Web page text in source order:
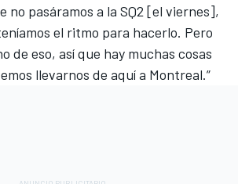
no pasáramos a la SQ2 [el viernes],
el ritmo para hacerlo. Pero
de eso, así que hay muchas cosas
llevarnos de aquí a Montreal.”